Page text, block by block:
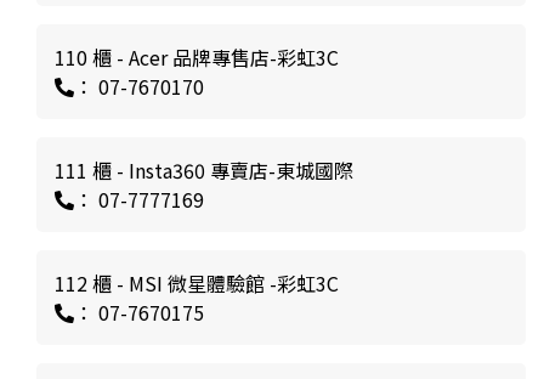
110 櫃 - Acer 品牌專售店-彩虹3C
： 07-7670170
111 櫃 - Insta360 專賣店-東城國際
： 07-7777169
112 櫃 - MSI 微星體驗館 -彩虹3C
： 07-7670175